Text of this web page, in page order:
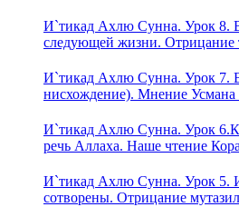
И`тикад Ахлю Сунна. Урок 8.
следующей жизни. Отрицание
ибн Саида ад-Дарими. Иман –
познание
И`тикад Ахлю Сунна. Урок 7.
нисхождение). Мнение
физическим движением?
И`тикад Ахлю Сунна. Урок
речь Аллаха. Наше чтение
И`тикад Ахлю Сунна. Урок 5.
сотворены. Отрицание